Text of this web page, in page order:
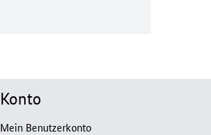
Konto
Mein Benutzerkonto